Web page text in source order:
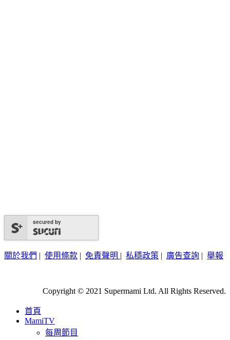
secured by
關於我們 | 使用條款 | 免責聲明 | 私穩政策 | 廣告查詢 | 舉報
Copyright © 2021 Supermami Ltd. All Rights Reserved.
首頁
MamiTV
每周節目